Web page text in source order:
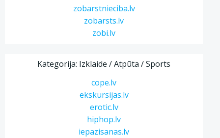
zobarstnieciba.lv
zobarsts.lv
zobi.lv
Kategorija: Izklaide / Atpūta / Sports
cope.lv
ekskursijas.lv
erotic.lv
hiphop.lv
iepazisanas.lv